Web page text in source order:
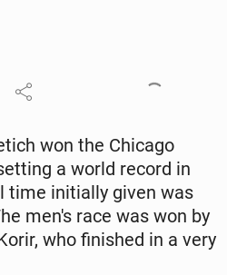
won the Chicago
a world record in
time ini­tial­ly given was
men's race was won by
who fin­ished in a very